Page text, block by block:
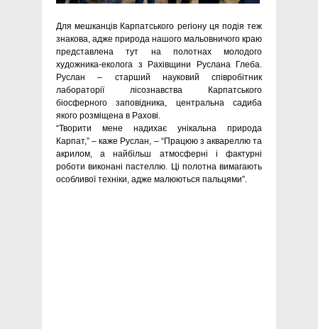
Для мешканців Карпатського регіону ця подія теж
знакова, адже природа нашого мальовничого краю
представлена тут на полотнах молодого
художника-еколога з Рахівщини Руслана Глеба.
Руслан – старший науковий співробітник
лабораторії лісознавства Карпатського
біосферного заповідника, центральна садиба
якого розміщена в Рахові.
“Творити мене надихає унікальна природа
Карпат,” – каже Руслан, – “Працюю з аквареллю та
акрилом, а найбільш атмосферні і фактурні
роботи виконані пастеллю. Ці полотна вимагають
особливої техніки, адже малюються пальцями”.